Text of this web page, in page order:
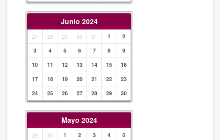
Junio 2024
27 28 29 30 31 1
2
3
4 5 6 7 8
9
10
11 12 13 14 15
16
17
18 19 20 21 22
23
24
25 26 27 28 29 30
Mayo 2024
29 30 1 2 3 4
5